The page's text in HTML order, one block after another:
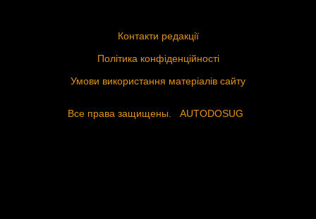
Контакти редакції
Політика конфіденційності
Умови використання матеріалів сайту
Все права защищены. AUTODOSUG